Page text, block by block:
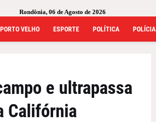
Rondônia, 06 de Agosto de 2026
PORTO VELHO ESPORTE POLÍTICA POLÍCIA
e ultrapassa
Califórnia